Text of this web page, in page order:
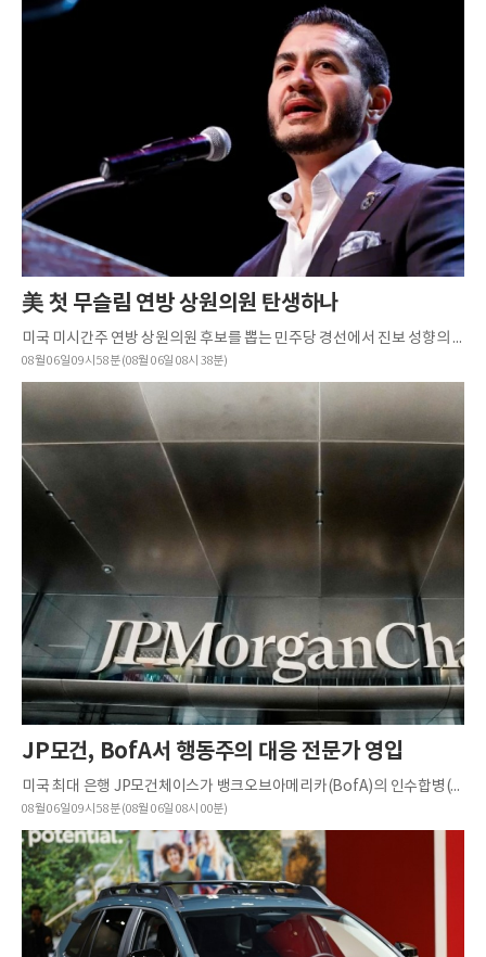
美 첫 무슬림 연방 상원의원 탄생하나
미국 미시간주 연방 상원의원 후보를 뽑는 민주당 경선에서 진보 성향의 정치 신인 압둘 엘사예드가 중도파 현역 하원의원인 헤일리 스티븐스를 누르고 승리할 것이 확실시돼 이목을 끌고 있다.BBC는 미국의 제휴 방...
08월 06일 09시 58분 (08월 06일 08시 38분)
JP모건, BofA서 행동주의 대응 전문가 영입
미국 최대 은행 JP모건체이스가 뱅크오브아메리카(BofA)의 인수합병(M&A) 전문가인 에이미 리사워를 영입해 주주행동주의 방어 사업을 강화한다.파이낸셜타임스(FT)는 JP모건이 행동주의 투자자의 압박을 받는 미국 ...
08월 06일 09시 58분 (08월 06일 08시 00분)